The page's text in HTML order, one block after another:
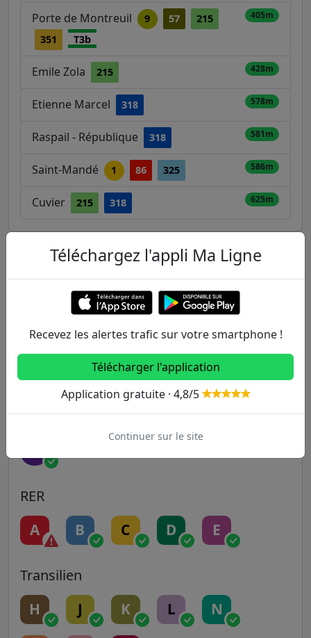
Porte de Montreuil 9 57
215
351
T3b
405m
Emile Zola 215 428m
Etienne Marcel 318 578m
Raspail - République 318 581m
Saint-Mandé 1 86 325 586m
Cuvier 215 318 625m
1 2 3 3B 4
7 7B 8
9 10 11 12 13
RER
A B C D E
Transilien
H J K L N
Téléchargez l'appli Ma Ligne
Recevez les alertes trafic sur votre smartphone !
Télécharger l'application
Application gratuite · 4,8/5
Continuer sur le site